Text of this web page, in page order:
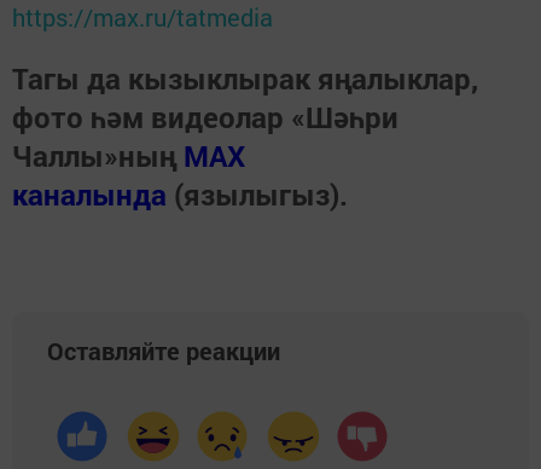
https://max.ru/tatmedia
Тагы да кызыклырак яңалыклар,
фото һәм видеолар «Шәһри
Чаллы»ның MAX
каналында (язылыгыз).
Оставляйте реакции